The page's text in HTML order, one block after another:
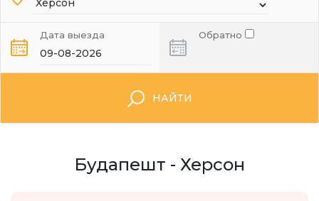
Дата выезда Обратно
НАЙТИ
Будапешт - Херсон